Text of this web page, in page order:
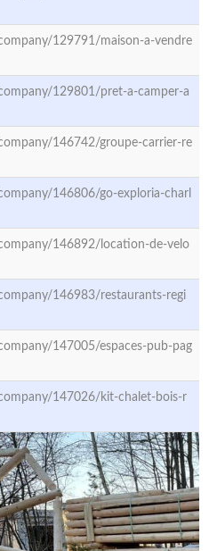
129791/maison-a-vendre
129801/pret-a-camper-a
146742/groupe-carrier-re
146806/go-exploria-charl
146892/location-de-velo
146983/restaurants-regi
147005/espaces-pub-pag
147026/kit-chalet-bois-r